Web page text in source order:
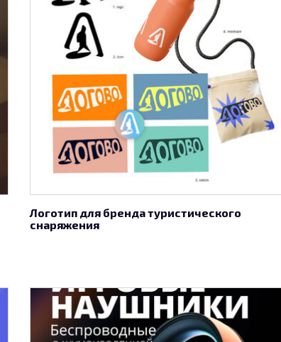
Логотип для бренда туристического
снаряжения